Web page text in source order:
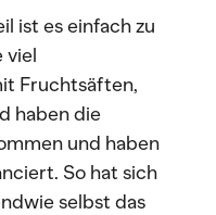
ist es einfach zu
viel
Fruchtsäften,
haben die
und haben
So hat sich
selbst das